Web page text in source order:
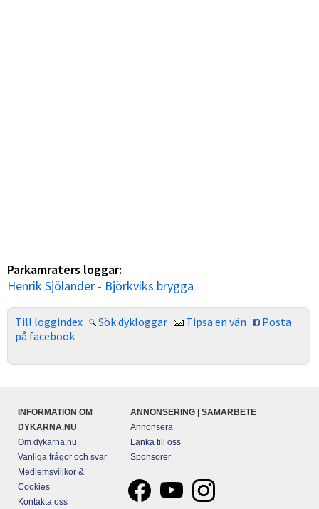
Parkamraters loggar:
Henrik Sjölander - Björkviks brygga
Till loggindex Sök dykloggar Tipsa en vän
Posta
på facebook
INFORMATION OM
DYKARNA.NU
Om dykarna.nu
Vanliga frågor och svar
Medlemsvillkor &
Cookies
Kontakta oss
ANNONSERING | SAMARBETE
Annonsera
Länka till oss
Sponsorer